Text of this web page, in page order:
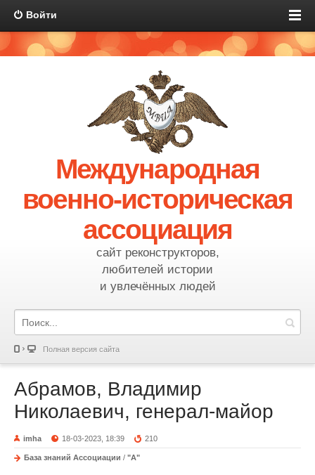
Войти
Международная
военно-историческая
ассоциация
сайт реконструкторов,
любителей истории
и увлечённых людей
Полная версия сайта
Абрамов, Владимир
Николаевич, генерал-майор
imha 18-03-2023, 18:39 210
База знаний Ассоциации / "А"